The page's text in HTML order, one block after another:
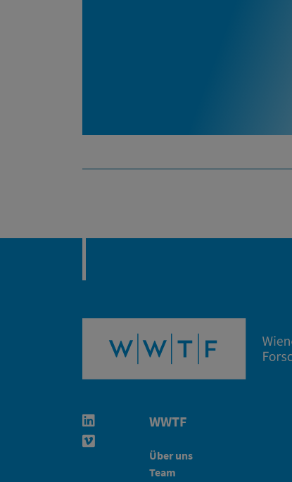
Linkedin in neuem Fenster öffnen
WWTF
Über uns
Team